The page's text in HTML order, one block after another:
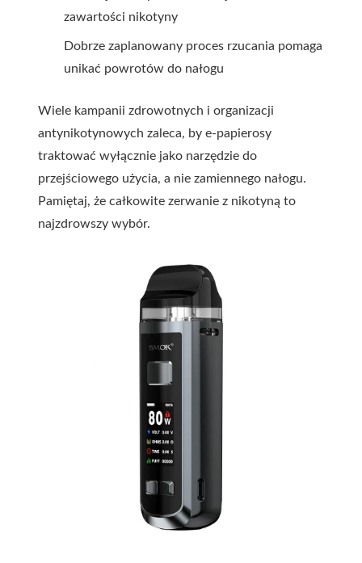
zawartości nikotyny
Dobrze zaplanowany proces rzucania pomaga
unikać powrotów do nałogu
Wiele kampanii zdrowotnych i organizacji
antynikotynowych zaleca, by e-papierosy
traktować wyłącznie jako narzędzie do
przejściowego użycia, a nie zamiennego nałogu.
Pamiętaj, że całkowite zerwanie z nikotyną to
najzdrowszy wybór.